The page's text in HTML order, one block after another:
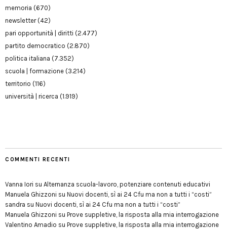
memoria (670)
newsletter(42)
pari opportunità | diritti (2.477)
partito democratico (2.870)
politica italiana (7.352)
scuola | formazione (3.214)
territorio (116)
università | ricerca (1.919)
COMMENTI RECENTI
Vanna Iori su Alternanza scuola-lavoro, potenziare contenuti educativi
Manuela Ghizzoni su Nuovi docenti, sì ai 24 Cfu ma non a tutti i “costi”
sandra su Nuovi docenti, sì ai 24 Cfu ma non a tutti i “costi”
Manuela Ghizzoni su Prove suppletive, la risposta alla mia interrogazione
Valentino Amadio su Prove suppletive, la risposta alla mia interrogazione